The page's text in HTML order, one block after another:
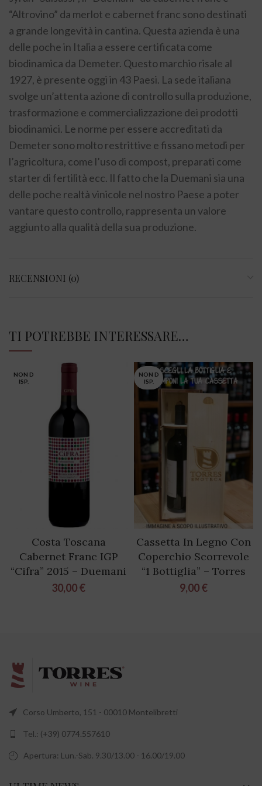
“Altrovino” da merlot e cabernet franc sono destinati
a grande longevità in cantina. Questa azienda è una
delle poche in Italia a essere certificata come
biodinamica da Demeter. Questo marchio risale al
1927, è presente oggi in 43 Paesi. La sede italiana
svolge un’attenta azione di controllo sulla produzione,
trasformazione e commercializzazione dei prodotti
biodinamici. Le norme per essere accreditati da
Demeter sono molto restrittive e fissano metodi per
l’agricoltura, come l’uso di compost, preparati come
starter di fertilità ecc. Il fatto che la Duemani sia una
delle poche realtà vinicole nel nostro Paese a poter
vantare questo controllo, rappresenta un valore
aggiunto alla qualità della sua produzione.
RECENSIONI (0)
TI POTREBBE INTERESSARE…
NON D
ISP.
Costa Toscana
Cabernet Franc IGP
“Cifra” 2015 – Duemani
30,00€
NON D
ISP.
Cassetta In Legno Con
Coperchio Scorrevole
“1 Bottiglia” – Torres
9,00€
Corso Umberto, 151 - 00010 Montelibretti
Tel.: (+39) 0774.557610
Apertura: Lun.-Sab. 9.30/13.00 - 16.00/19.00